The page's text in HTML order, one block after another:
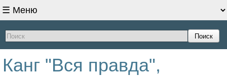
Поиск
Канг "Вся правда",